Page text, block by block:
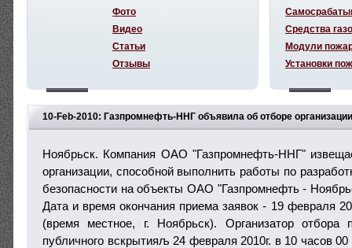
10-Feb-2010: Газпромнефть-ННГ объявила об отборе
Ноябрьск. Компания ОАО "Газпромнефть-ННГ"
организации, способной выполнить работы по
безопасности на объекты ОАО "Газпромнефть -
Дата и время окончания приема заявок - 19 февраля
(время местное, г. Ноябрьск). Организатор отбора
публичного вскрытияљ 24 февраля 2010г. в 10 часов
Фото
Видео
Статьи
Отзывы
Средства
Модули
Установки